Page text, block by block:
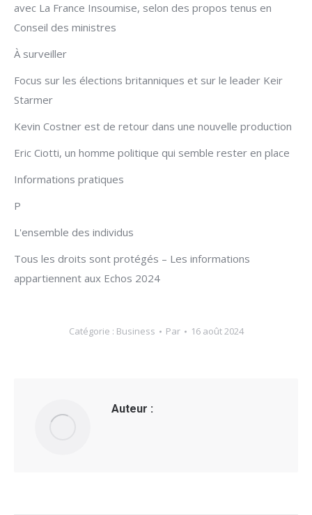
avec La France Insoumise, selon des propos tenus en
Conseil des ministres
À surveiller
Focus sur les élections britanniques et sur le leader Keir
Starmer
Kevin Costner est de retour dans une nouvelle production
Eric Ciotti, un homme politique qui semble rester en place
Informations pratiques
P
L'ensemble des individus
Tous les droits sont protégés – Les informations
appartiennent aux Echos 2024
Catégorie : Business Par 16 août 2024
Auteur :